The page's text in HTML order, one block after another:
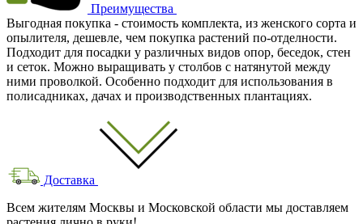
Преимущества
Выгодная покупка - стоимость комплекта, из женского сорта и
опылителя, дешевле, чем покупка растений по-отделности.
Подходит для посадки у различных видов опор, беседок, стен
и сеток. Можно выращивать у столбов с натянутой между
ними проволкой. Особенно подходит для использования в
полисадниках, дачах и производственных плантациях.
Доставка
Всем жителям Москвы и Московской области мы доставляем